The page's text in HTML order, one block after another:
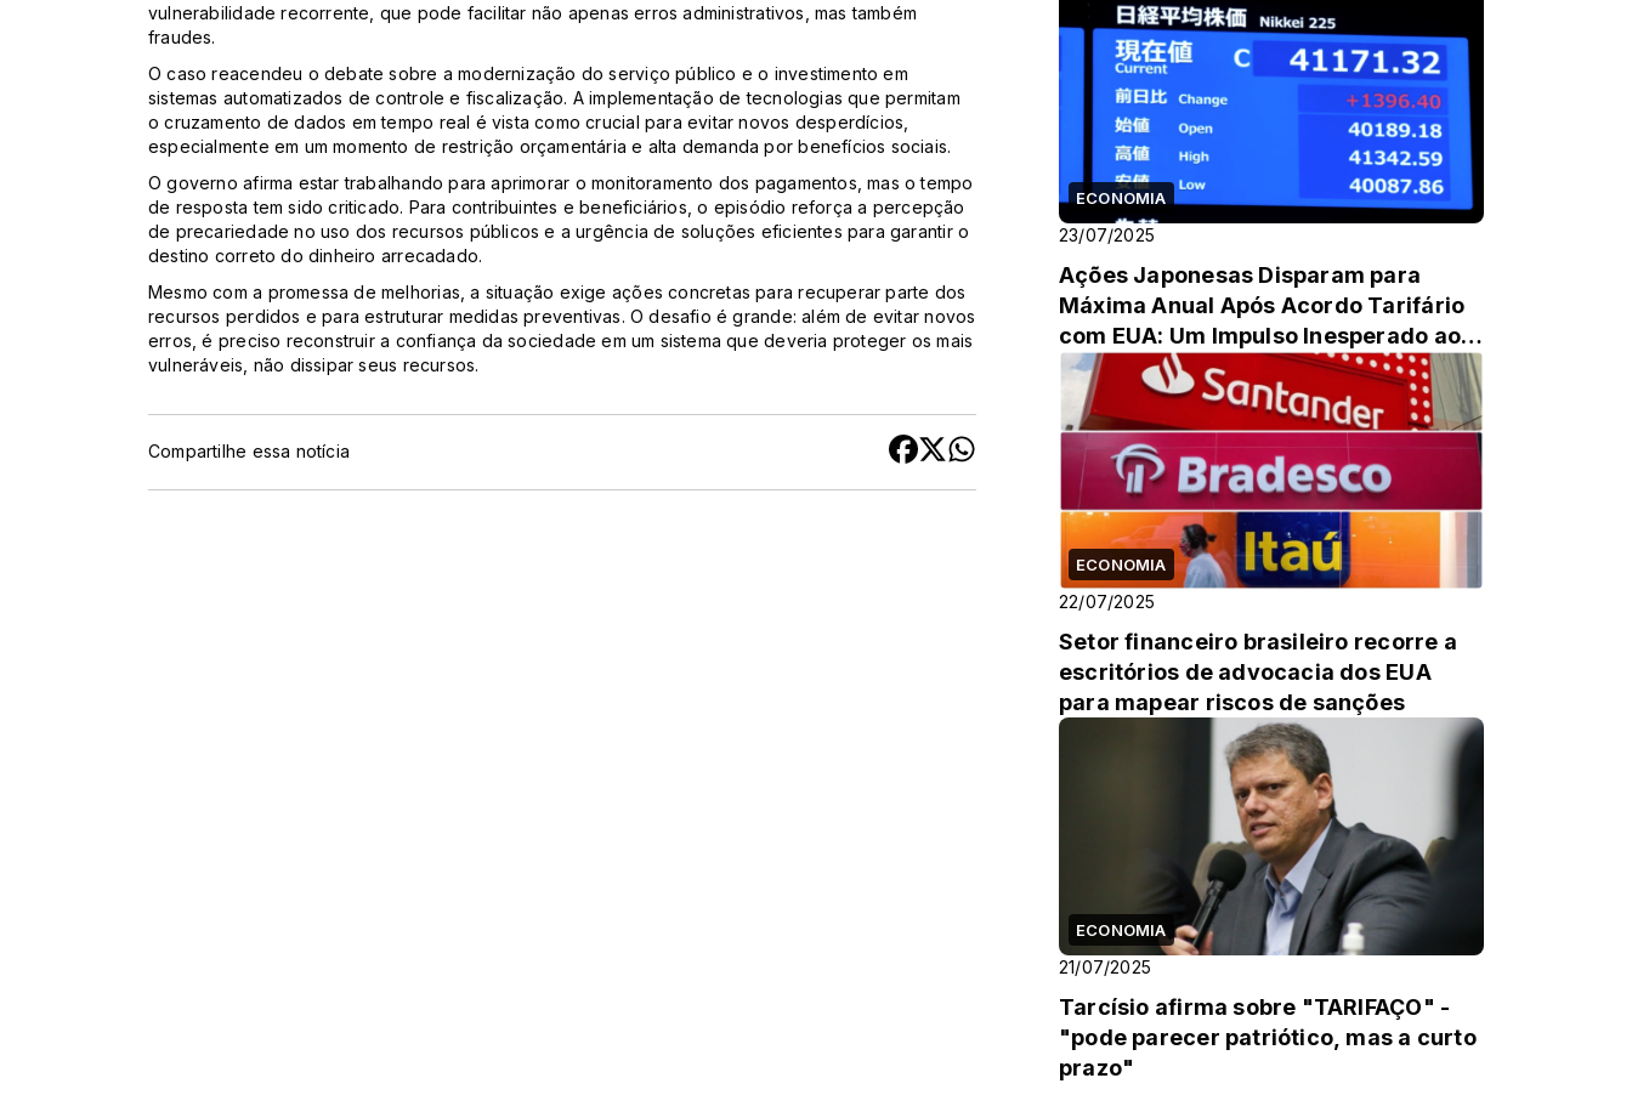
vulnerabilidade recorrente, que pode facilitar não apenas erros administrativos, mas também
fraudes.
O caso reacendeu o debate sobre a modernização do serviço público e o investimento em
sistemas automatizados de controle e fiscalização. A implementação de tecnologias que permitam
o cruzamento de dados em tempo real é vista como crucial para evitar novos desperdícios,
especialmente em um momento de restrição orçamentária e alta demanda por benefícios sociais.
O governo afirma estar trabalhando para aprimorar o monitoramento dos pagamentos, mas o tempo
de resposta tem sido criticado. Para contribuintes e beneficiários, o episódio reforça a percepção
de precariedade no uso dos recursos públicos e a urgência de soluções eficientes para garantir o
destino correto do dinheiro arrecadado.
Mesmo com a promessa de melhorias, a situação exige ações concretas para recuperar parte dos
recursos perdidos e para estruturar medidas preventivas. O desafio é grande: além de evitar novos
erros, é preciso reconstruir a confiança da sociedade em um sistema que deveria proteger os mais
vulneráveis, não dissipar seus recursos.
Compartilhe essa notícia
ECONOMIA
23/07/2025
Ações Japonesas Disparam para
Máxima Anual Após Acordo Tarifário
com EUA: Um Impulso Inesperado aos
Mercados Globais!
ECONOMIA
22/07/2025
Setor financeiro brasileiro recorre a
escritórios de advocacia dos EUA
para mapear riscos de sanções
ECONOMIA
21/07/2025
Tarcísio afirma sobre "TARIFAÇO" -
"pode parecer patriótico, mas a curto
prazo"